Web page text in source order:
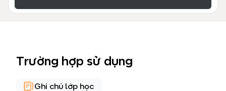
Trường hợp sử dụng
Ghi chú lớp học